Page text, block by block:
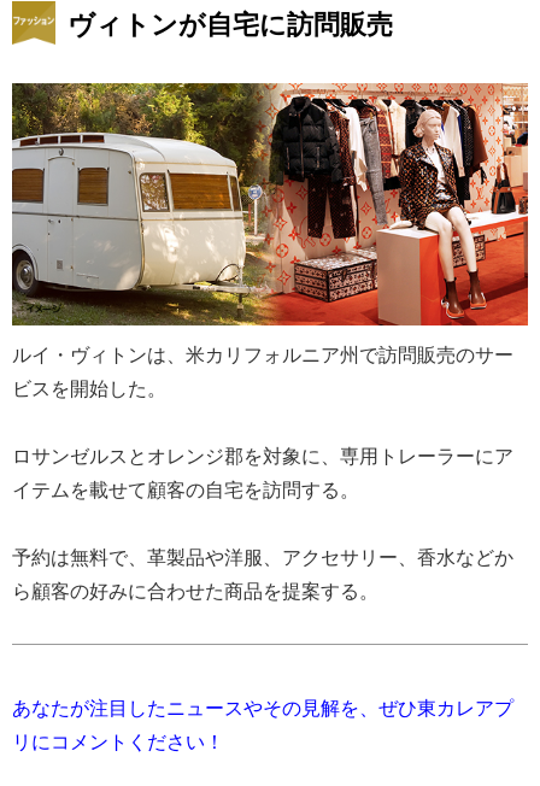
ヴィトンが自宅に訪問販売
ルイ・ヴィトンは、米カリフォルニア州で訪問販売のサー
ビスを開始した。
ロサンゼルスとオレンジ郡を対象に、専用トレーラーにア
イテムを載せて顧客の自宅を訪問する。
予約は無料で、革製品や洋服、アクセサリー、香水などか
ら顧客の好みに合わせた商品を提案する。
あなたが注目したニュースやその見解を、ぜひ東カレアプ
リにコメントください！